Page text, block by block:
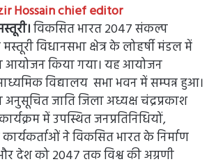
Hossain chief editor
विकसित भारत 2047 संकल्प
विधानसभा क्षेत्र के लोहर्षी मंडल में
आयोजन किया गया। यह आयोजन
विद्यालय सभा भवन में सम्पन्न हुआ।
जाति जिला अध्यक्ष चंद्रप्रकाश
में उपस्थित जनप्रतिनिधियों,
ने विकसित भारत के निर्माण
देश को 2047 तक विश्व की अग्रणी